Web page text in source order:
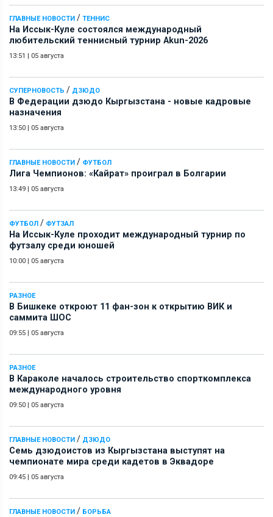
ГЛАВНЫЕ НОВОСТИ / ТЕННИС
На Иссык-Куле состоялся международный
любительский теннисный турнир Akun-2026
13:51 05 августа
СУПЕРНОВОСТЬ / ДЗЮДО
В Федерации дзюдо Кыргызстана - новые кадровые
назначения
13:50 05 августа
ГЛАВНЫЕ НОВОСТИ / ФУТБОЛ
Лига Чемпионов: «Кайрат» проиграл в Болгарии
13:49 05 августа
ФУТБОЛ / ФУТЗАЛ
На Иссык-Куле проходит международный турнир по
футзалу среди юношей
10:00 05 августа
РАЗНОЕ
В Бишкеке откроют 11 фан-зон к открытию ВИК и
саммита ШОС
09:55 05 августа
РАЗНОЕ
В Караколе началось строительство спорткомплекса
международного уровня
09:50 05 августа
ГЛАВНЫЕ НОВОСТИ / ДЗЮДО
Семь дзюдоистов из Кыргызстана выступят на
чемпионате мира среди кадетов в Эквадоре
09:45 05 августа
ГЛАВНЫЕ НОВОСТИ / БОРЬБА